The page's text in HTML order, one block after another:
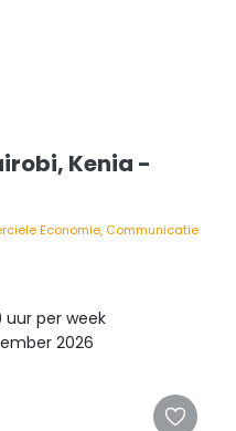
Kenia -
Economie, Communicatie
uur per week
2026